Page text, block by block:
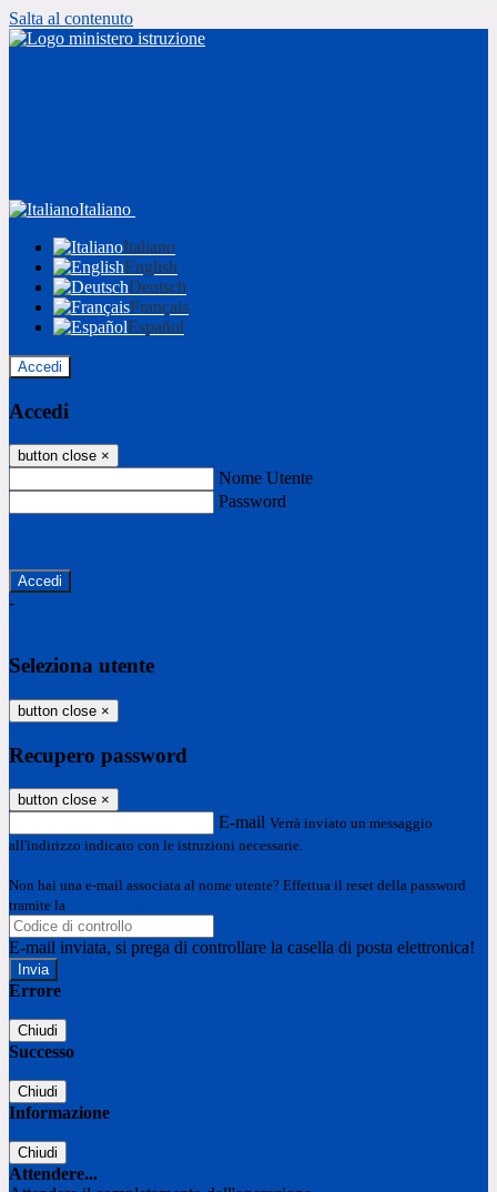
Salta al contenuto
Italiano
Italiano
English
Deutsch
Français
Español
Accedi
Accedi
button close ×
Nome Utente
Password
-
Seleziona utente
button close ×
Recupero password
button close ×
E-mail Verrà inviato un messaggio
all'indirizzo indicato con le istruzioni necessarie.
Non hai una e-mail associata al nome utente? Effettua il reset della password
tramite la
E-mail inviata, si prega di controllare la casella di posta elettronica!
Errore
Chiudi
Successo
Chiudi
Informazione
Chiudi
Attendere...